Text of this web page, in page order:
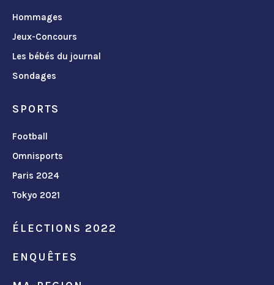
Hommages
Jeux-Concours
Les bébés du journal
Sondages
SPORTS
Football
Omnisports
Paris 2024
Tokyo 2021
ÉLECTIONS 2022
ENQUÊTES